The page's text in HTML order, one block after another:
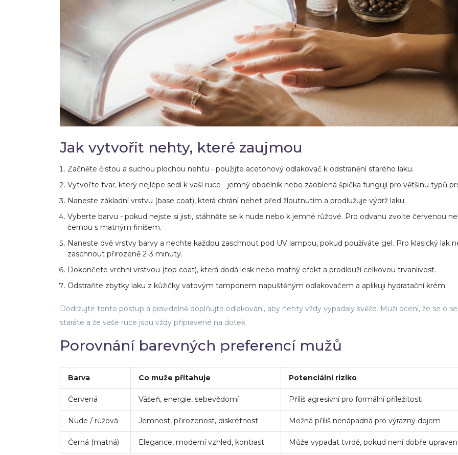
Jak vytvořit nehty, které zaujmou
Začněte čistou a suchou plochou nehtu - použijte acetónový odlakovač k odstranění starého laku.
Vytvořte tvar, který nejlépe sedí k vaší ruce - jemný obdélník nebo zaoblená špička fungují pro většinu typů
Naneste základní vrstvu (base coat), která chrání nehet před žloutnutím a prodlužuje výdrž laku.
Vyberte barvu - pokud nejste si jisti, stáhněte se k nude nebo k jemné růžové. Pro odvahu zvolte červenou
černou s matným finišem.
Naneste dvě vrstvy barvy a nechte každou zaschnout pod UV lampou, pokud používáte gel. Pro klasický lak
zaschnout přirozeně 2-3 minuty.
Dokončete vrchní vrstvou (top coat), která dodá lesk nebo matný efekt a prodlouží celkovou trvanlivost.
Odstraňte zbytky laku z kůžičky vatovým tamponem napuštěným odlakovačem a aplikuji hydratační krém.
Dodržujte tento postup a pravidelně doplňujte odlakování, aby nehty vždy vypadaly svěže. Muži ocení, že se o
staráte a že vaše ruce jsou vždy připravené na dotek.
Porovnání barevných preferencí mužů
Barva Co muže přitahuje Potenciální riziko
Červená Vášeň, energie, sebevědomí Příliš agresivní pro formální příležitosti
Nude / růžová Jemnost, přirozenost, diskrétnost Možná příliš nenápadná pro výrazný dojem
Černá (matná) Elegance, moderní vzhled, kontrast Může vypadat tvrdě, pokud není dobře